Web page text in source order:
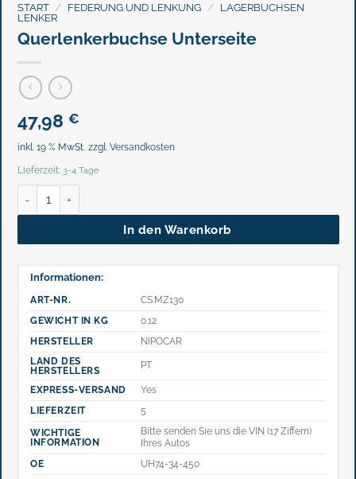
START / FEDERUNG UND LENKUNG /
LAGERBUCHSEN
LENKER
Querlenkerbuchse Unterseite
47,98 €
inkl. 19 % MwSt. zzgl. Versandkosten
Lieferzeit: 3-4 Tage
In den Warenkorb
Informationen:
ART-NR.
CS.MZ130
GEWICHT IN KG
0.12
HERSTELLER
NIPOCAR
LAND DES
HERSTELLERS
PT
EXPRESS-VERSAND
Yes
LIEFERZEIT
5
WICHTIGE
INFORMATION
Bitte senden Sie uns die VIN (17 Ziffern)
Ihres Autos
OE
UH74-34-450